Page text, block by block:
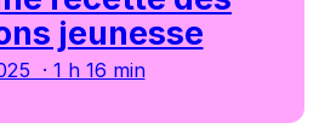
jeunesse
· 1 h 16 min